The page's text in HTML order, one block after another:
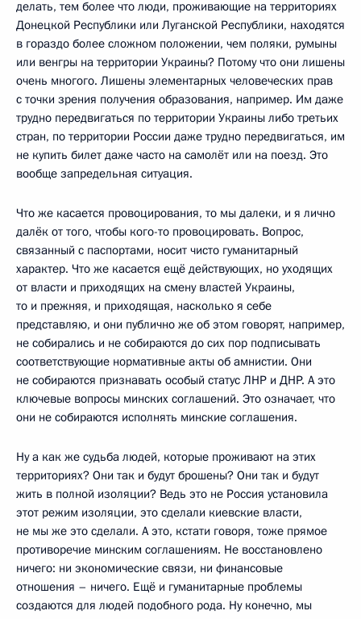
делать, тем более что люди, проживающие на территориях
Донецкой Республики или Луганской Республики, находятся
в гораздо более сложном положении, чем поляки, румыны
или венгры на территории Украины? Потому что они лишены
очень многого. Лишены элементарных человеческих прав
с точки зрения получения образования, например. Им даже
трудно передвигаться по территории Украины либо третьих
стран, по территории России даже трудно передвигаться, им
не купить билет даже часто на самолёт или на поезд. Это
вообще запредельная ситуация.
Что же касается провоцирования, то мы далеки, и я лично
далёк от того, чтобы кого-то провоцировать. Вопрос,
связанный с паспортами, носит чисто гуманитарный
характер. Что же касается ещё действующих, но уходящих
от власти и приходящих на смену властей Украины,
то и прежняя, и приходящая, насколько я себе
представляю, и они публично же об этом говорят, например,
не собирались и не собираются до сих пор подписывать
соответствующие нормативные акты об амнистии. Они
не собираются признавать особый статус ЛНР и ДНР. А это
ключевые вопросы минских соглашений. Это означает, что
они не собираются исполнять минские соглашения.
Ну а как же судьба людей, которые проживают на этих
территориях? Они так и будут брошены? Они так и будут
жить в полной изоляции? Ведь это не Россия установила
этот режим изоляции, это сделали киевские власти,
не мы же это сделали. А это, кстати говоря, тоже прямое
противоречие минским соглашениям. Не восстановлено
ничего: ни экономические связи, ни финансовые
отношения – ничего. Ещё и гуманитарные проблемы
создаются для людей подобного рода. Ну конечно, мы